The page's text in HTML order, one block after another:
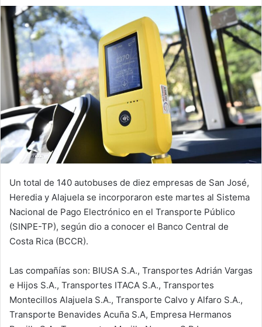
​​Un total de 140 autobuses de diez empresas de San José,
Heredia y Alajuela se incorporaron este martes al Sistema
Nacional de Pago Electrónico en el Transporte Público
(SINPE-TP), según dio a conocer el Banco Central de
Costa Rica (BCCR).
Las compañías son: BIUSA S.A., Transportes Adrián Vargas
e Hijos S.A., Transportes ITACA S.A., Transportes
Montecillos Alajuela S.A., Transporte Calvo y Alfaro S.A.,
Transporte Benavides Acuña S.A, Empresa Hermanos